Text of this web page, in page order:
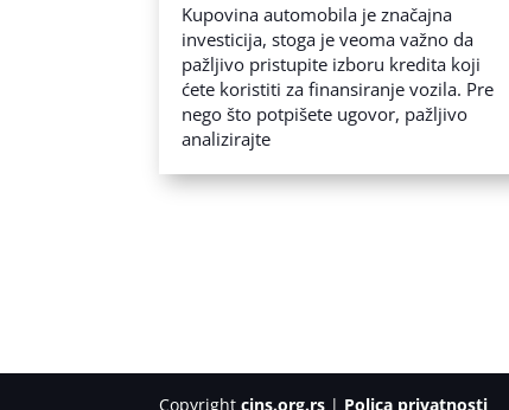
Kupovina automobila je značajna
investicija, stoga je veoma važno da
pažljivo pristupite izboru kredita koji
ćete koristiti za finansiranje vozila. Pre
nego što potpišete ugovor, pažljivo
analizirajte
Copyrightcins.org.rs | Polica privatnosti